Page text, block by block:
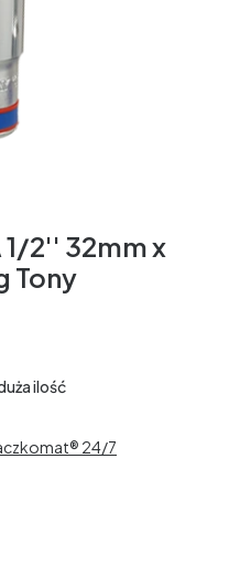
1/2'' 32mm x
Tony
ilość
24/7